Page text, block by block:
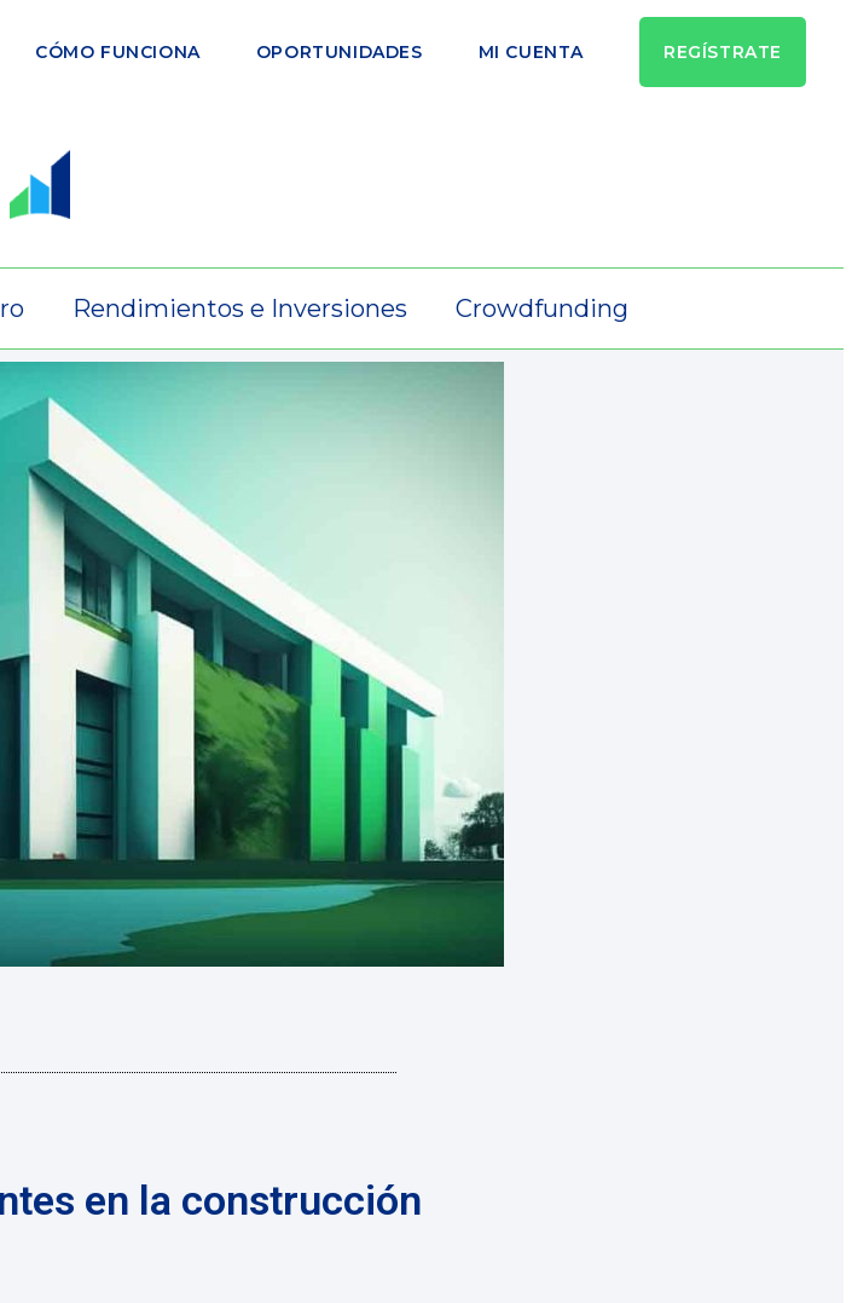
CÓMO FUNCIONA OPORTUNIDADES MI CUENTA REGÍSTRATE
Rendimientos e Inversiones Crowdfunding
en la construcción